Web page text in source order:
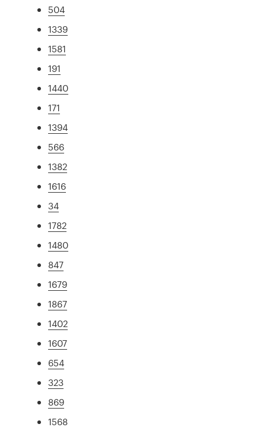
504
1339
1581
191
1440
171
1394
566
1382
1616
34
1782
1480
847
1679
1867
1402
1607
654
323
869
1568